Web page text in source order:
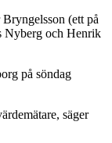
(ett på
Nyberg och Henrik
på söndag
säger